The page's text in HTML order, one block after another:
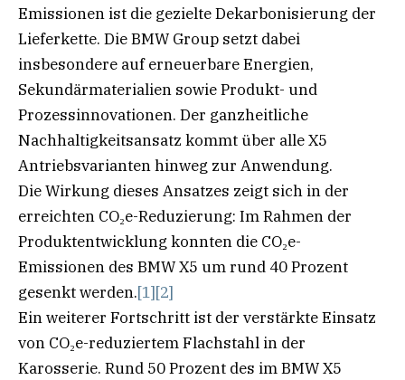
Emissionen ist die gezielte Dekarbonisierung der
Lieferkette. Die BMW Group setzt dabei
insbesondere auf erneuerbare Energien,
Sekundärmaterialien sowie Produkt- und
Prozessinnovationen. Der ganzheitliche
Nachhaltigkeitsansatz kommt über alle X5
Antriebsvarianten hinweg zur Anwendung.
Die Wirkung dieses Ansatzes zeigt sich in der
erreichten CO₂e-Reduzierung: Im Rahmen der
Produktentwicklung konnten die CO₂e-
Emissionen des BMW X5 um rund 40 Prozent
gesenkt werden.[1][2]
Ein weiterer Fortschritt ist der verstärkte Einsatz
von CO₂e-reduziertem Flachstahl in der
Karosserie. Rund 50 Prozent des im BMW X5